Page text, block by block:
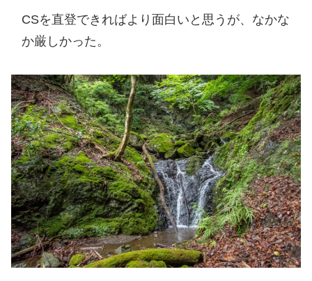
CSを直登できればより面白いと思うが、なかな
か厳しかった。